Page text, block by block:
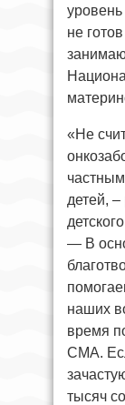
не
«Не
детей,
— В
наших
время
СМА.
тысяч